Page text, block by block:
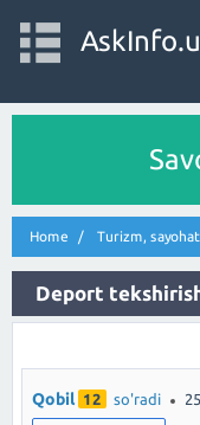
Home Turizm, sayohat
Deport
Qobil 12 so'radi